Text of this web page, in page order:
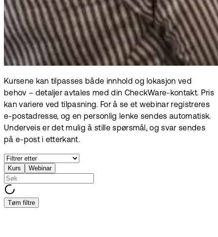
Kursene kan tilpasses både innhold og lokasjon ved
behov – detaljer avtales med din CheckWare-kontakt. Pris
kan variere ved tilpasning. For å se et webinar registreres
e-postadresse, og en personlig lenke sendes automatisk.
Underveis er det mulig å stille spørsmål, og svar sendes
på e-post i etterkant.
Kurs Webinar
Tøm filtre